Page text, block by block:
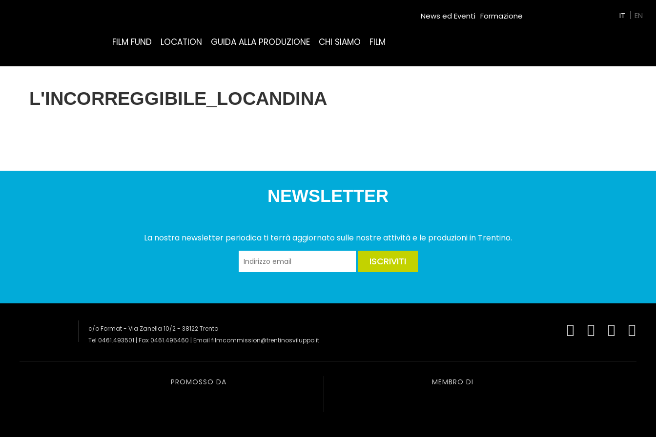
FILM FUND LOCATION GUIDA ALLA PRODUZIONE CHI SIAMO FILM
News ed Eventi Formazione IT EN
L'INCORREGGIBILE_LOCANDINA
NEWSLETTER
La nostra newsletter periodica ti terrà aggiornato sulle nostre attività e le produzioni in Trentino.
ISCRIVITI
c/o Format - Via Zanella 10/2 - 38122 Trento
Tel 0461.493501 | Fax 0461.495460 | Email filmcommission@trentinosviluppo.it
PROMOSSO DA MEMBRO DI